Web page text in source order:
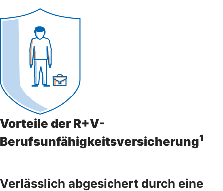
Vorteile der R+V-
Berufsunfähigkeitsversicherung1
Verlässlich abgesichert durch eine